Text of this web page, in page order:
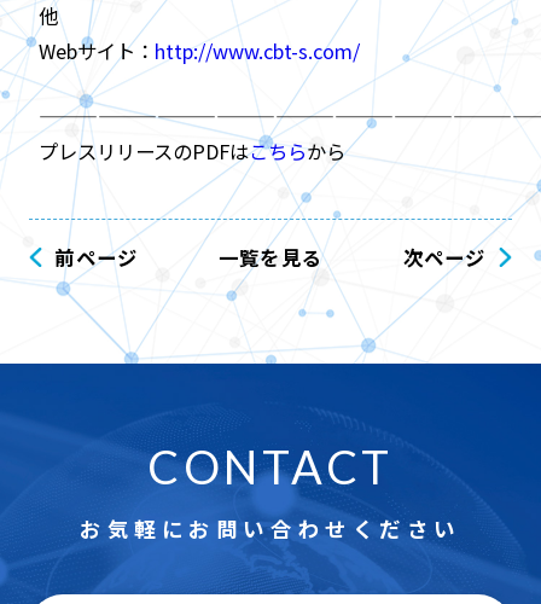
他
Webサイト： http://www.cbt-s.com/
プレスリリースのPDFはこちらから
前ページ 一覧を見る 次ページ
CONTACT
お気軽にお問い合わせください